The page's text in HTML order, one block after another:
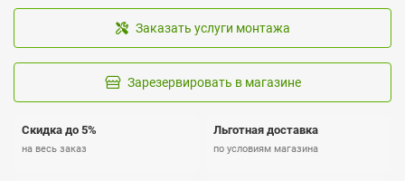
Заказать услуги монтажа
Зарезервировать в магазине
Скидка до 5%
на весь заказ
Льготная доставка
по условиям магазина